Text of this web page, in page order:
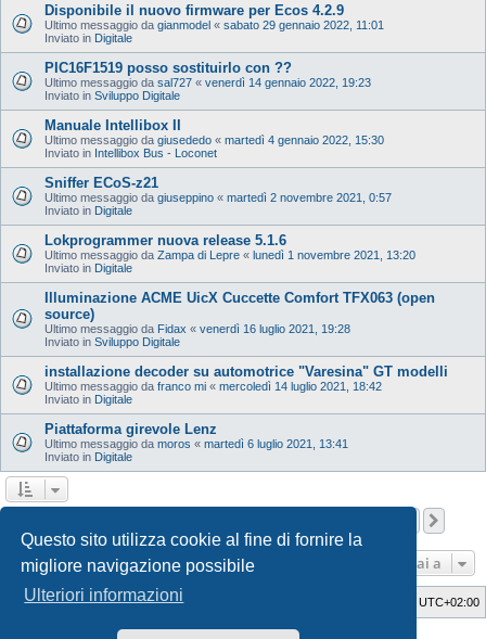
Questo sito utilizza cookie al fine di fornire la
migliore navigazione possibile
Ulteriori informazioni
Disponibile il nuovo firmware per Ecos 4.2.9
Ultimo messaggio da gianmodel « sabato 29 gennaio 2022, 11:01
Inviato in Digitale
PIC16F1519 posso sostituirlo con ??
Ultimo messaggio da sal727 « venerdì 14 gennaio 2022, 19:23
Inviato in Sviluppo Digitale
Manuale Intellibox II
Ultimo messaggio da giusededo « martedì 4 gennaio 2022, 15:30
Inviato in Intellibox Bus - Loconet
Sniffer ECoS-z21
Ultimo messaggio da giuseppino « martedì 2 novembre 2021, 0:57
Inviato in Digitale
Lokprogrammer nuova release 5.1.6
Ultimo messaggio da Zampa di Lepre « lunedì 1 novembre 2021, 13:20
Inviato in Digitale
Illuminazione ACME UicX Cuccette Comfort TFX063 (open
source)
Ultimo messaggio da Fidax « venerdì 16 luglio 2021, 19:28
Inviato in Sviluppo Digitale
installazione decoder su automotrice "Varesina" GT modelli
Ultimo messaggio da franco mi « mercoledì 14 luglio 2021, 18:42
Inviato in Digitale
Piattaforma girevole Lenz
Ultimo messaggio da moros « martedì 6 luglio 2021, 13:41
Inviato in Digitale
Vai a
Indice UTC+02:00
GTA game